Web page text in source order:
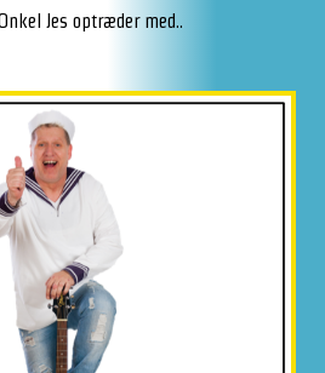
Jes optræder med..